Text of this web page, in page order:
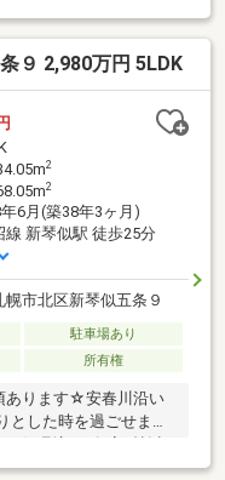
電話よりご予約をお願
。◎室内リフォーム歴
年6月には浴室・ト
ションフロアの張替え
月にはリビングクロス
洋室の暖房をファンコ
９ 2,980万円 5LDK
2
2
6月(築38年3ヶ月)
線 新琴似駅 徒歩25分
幌市北区新琴似五条９
駐車場あり
所有権
あります☆安春川沿い
とした時を過ごせます
各室ＦＦストーブでホ